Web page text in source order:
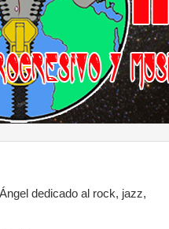
dedicado al rock, jazz,